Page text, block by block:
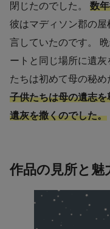
閉じたのでした。 数
彼はマディソン郡の
言していたのです。
ートと同じ場所に遺
たちは初めて母の秘め
子供たちは母の遺志
遺灰を撒くのでした。
作品の見所と魅